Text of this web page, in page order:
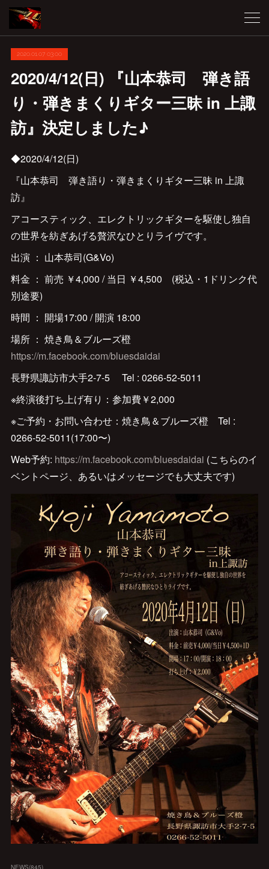
2020.01.07 03:00
2020/4/12(日) 『山本恭司 弾き語
り・弾きまくりギター三昧 in 上諏
訪』決定しました♪
◆2020/4/12(日)
『山本恭司 弾き語り・弾きまくりギター三昧 in 上諏
訪』
アコースティック、エレクトリックギターを駆使し独自
の世界を紡ぎあげる贅沢なひとりライヴです。
出演 ： 山本恭司(G&Vo)
料金 ： 前売 ￥4,000 / 当日 ￥4,500 (税込・1ドリンク代
別途要)
時間 ： 開場17:00 / 開演 18:00
場所 ： 焼き鳥＆ブルーズ橙
https://m.facebook.com/bluesdaidai
長野県諏訪市大手2-7-5 Tel : 0266-52-5011
※終演後打ち上げ有り：参加費￥2,000
※ご予約・お問い合わせ：焼き鳥＆ブルーズ橙 Tel :
0266-52-5011(17:00〜)
Web予約: https://m.facebook.com/bluesdaidai (こちらのイ
ベントページ、あるいはメッセージでも大丈夫です)